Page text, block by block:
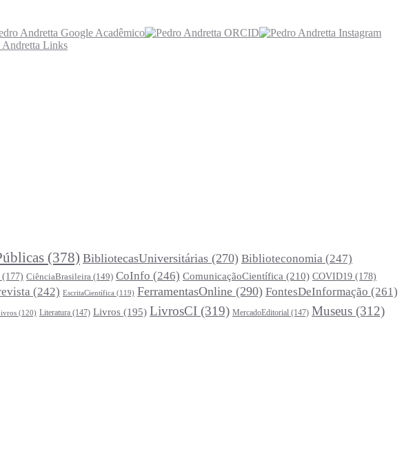
(378) BibliotecasUniversitárias (270) Biblioteconomia (247)
(177) CiênciaBrasileira (149) CoInfo (246) ComunicaçãoCientífica (210) COVID19 (178)
(242) EscritaCientífica (119) FerramentasOnline (290) FontesDeInformação (261)
(120) Literatura (147) Livros (195) LivrosCI (319) MercadoEditorial (147) Museus (312)